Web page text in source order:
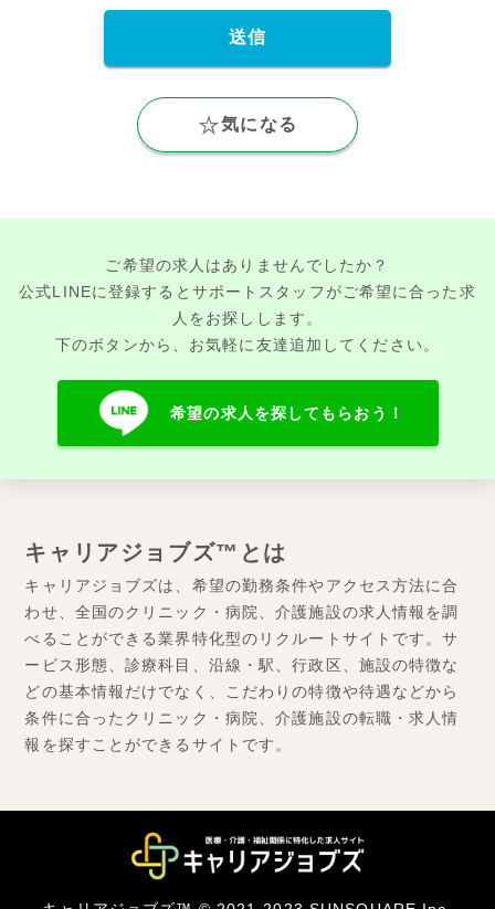
気になる
ご希望の求人はありませんでしたか？
公式LINEに登録するとサポートスタッフがご希望に合った求
人をお探しします。
下のボタンから、お気軽に友達追加してください。
希望の求人を探してもらおう！
キャリアジョブズ™とは
キャリアジョブズは、希望の勤務条件やアクセス方法に合
わせ、全国のクリニック・病院、介護施設の求人情報を調
べることができる業界特化型のリクルートサイトです。サ
ービス形態、診療科目、沿線・駅、行政区、施設の特徴な
どの基本情報だけでなく、こだわりの特徴や待遇などから
条件に合ったクリニック・病院、介護施設の転職・求人情
報を探すことができるサイトです。